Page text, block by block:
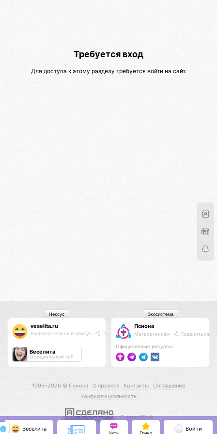
Требуется вход
Для доступа к этому разделу требуется войти на сайт.
veselita.ru
Развлекательный нексус Поделиться
Веселита
Официальный хаб
Нексус
Псиона
Метаорганизм Поделиться
Официальные ресурсы:
Экосистема
1995–2026 © Псиона О проекте Контакты
Соглашение
Конфиденциальность
С нами КО 🕉️
Веселита
Чаты Гринд
Войти